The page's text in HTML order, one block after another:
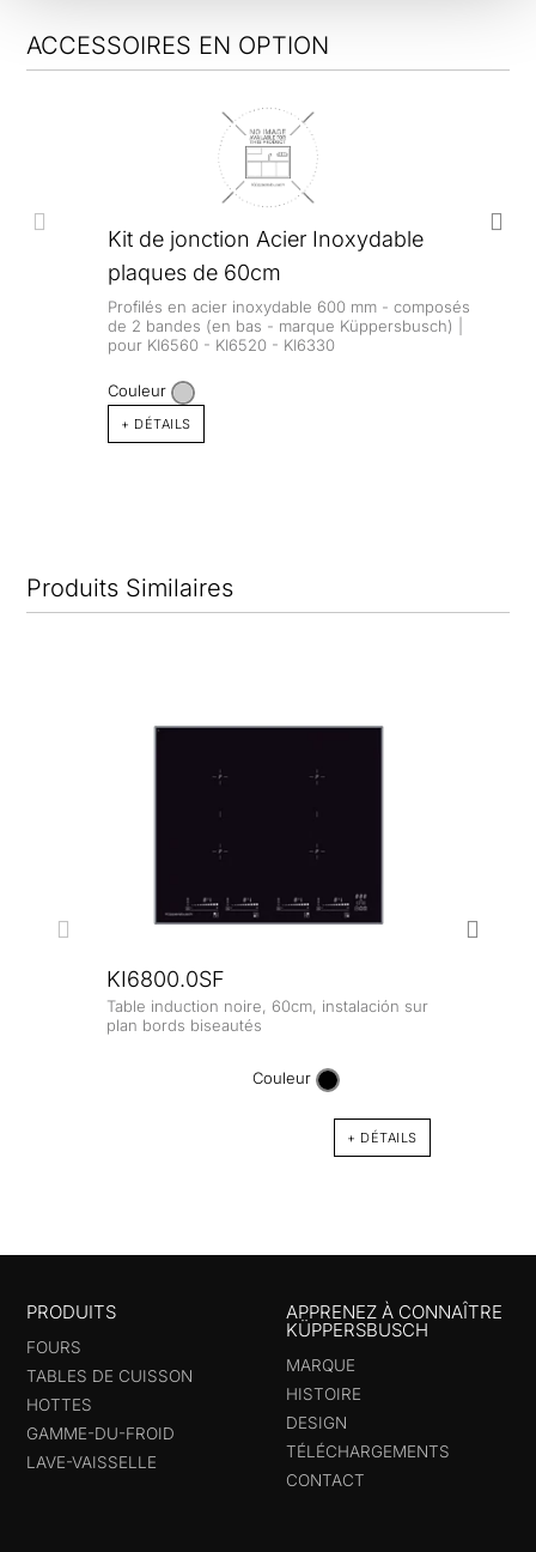
ACCESSOIRES EN OPTION
Kit de jonction Acier Inoxydable
plaques de 60cm
Profilés en acier inoxydable 600 mm - composés
de 2 bandes (en bas - marque Küppersbusch) |
pour KI6560 - KI6520 - KI6330
Couleur
+ DÉTAILS
Produits Similaires
KI6800.0SF
Table induction noire, 60cm, instalación sur
plan bords biseautés
Couleur
+ DÉTAILS
PRODUITS
FOURS
TABLES DE CUISSON
HOTTES
GAMME-DU-FROID
LAVE-VAISSELLE
APPRENEZ À CONNAÎTRE
KÜPPERSBUSCH
MARQUE
HISTOIRE
DESIGN
TÉLÉCHARGEMENTS
CONTACT